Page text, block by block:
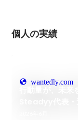
個人の実績
wantedly.com